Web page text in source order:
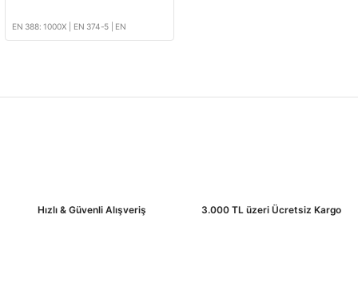
EN 388: 1000X | EN 374-5 | EN
420:2003+A1:2009
Hızlı & Güvenli Alışveriş 3.000 TL üzeri Ücretsiz Kargo